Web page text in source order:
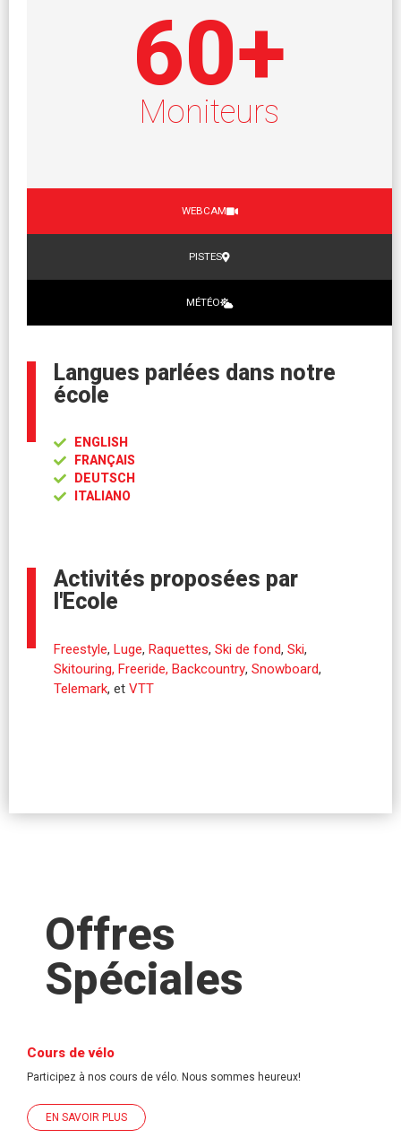
Moniteurs
60+
WEBCAM
PISTES
MÉTÉO
Langues parlées dans notre
école
ENGLISH
FRANÇAIS
DEUTSCH
ITALIANO
Activités proposées par
l'Ecole
Freestyle, Luge, Raquettes, Ski de fond, Ski,
Skitouring, Freeride, Backcountry, Snowboard,
Telemark, et VTT
Offres
Spéciales
Cours de vélo
Participez à nos cours de vélo. Nous sommes heureux!
EN SAVOIR PLUS